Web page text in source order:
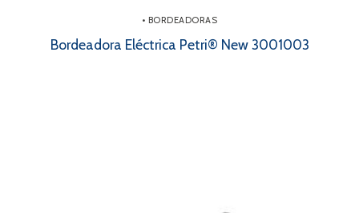
• BORDEADORAS
Bordeadora Eléctrica Petri® New 3001003